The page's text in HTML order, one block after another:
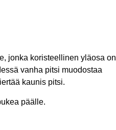
jonka koristeellinen yläosa on
vanha pitsi muodostaa
kaunis pitsi.
päälle.